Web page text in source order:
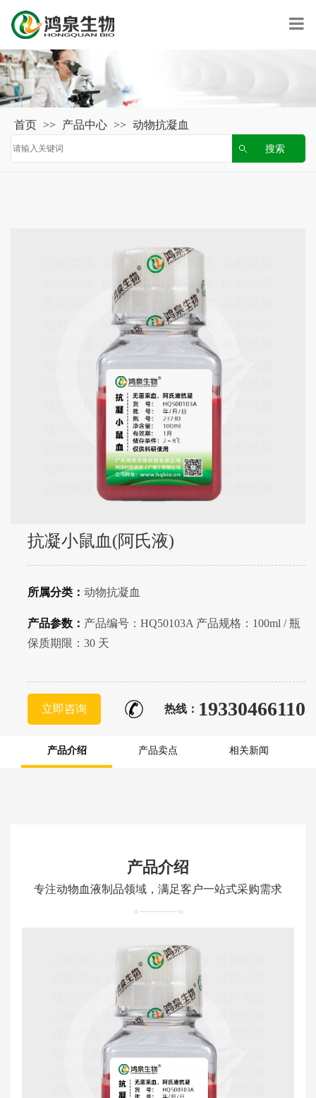
首页 >> 产品中心 >> 动物抗凝血
抗凝小鼠血(阿氏液)
所属分类： 动物抗凝血
产品参数： 产品编号：HQ50103A 产品规格：100ml / 瓶
保质期限：30 天
立即咨询 热线： 19330466110
产品介绍 产品卖点 相关新闻
产品介绍
专注动物血液制品领域，满足客户一站式采购需求